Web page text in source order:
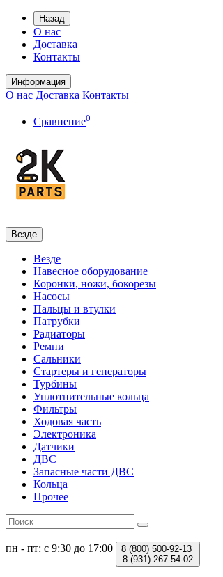
Назад
О нас
Доставка
Контакты
Информация
О нас Доставка Контакты
Сравнение0
Везде
Везде
Навесное оборудование
Коронки, ножи, бокорезы
Насосы
Пальцы и втулки
Патрубки
Радиаторы
Ремни
Сальники
Стартеры и генераторы
Турбины
Уплотнительные кольца
Фильтры
Ходовая часть
Электроника
Датчики
ДВС
Запасные части ДВС
Кольца
Прочее
пн - пт: с 9:30 до 17:00 8 (800) 500-92-13
8 (931) 267-54-02